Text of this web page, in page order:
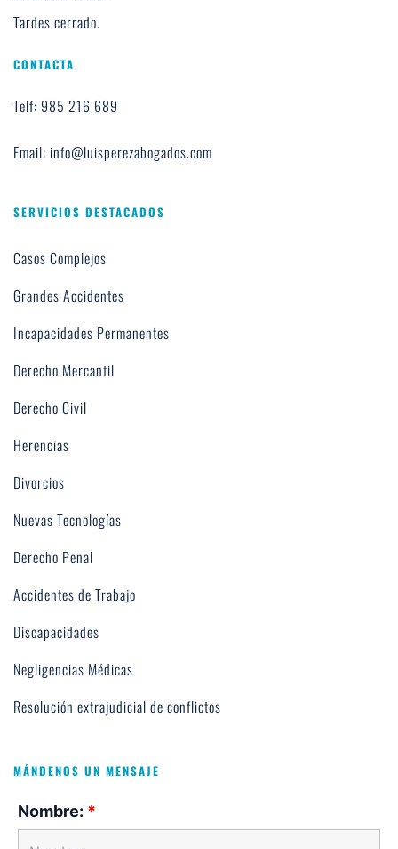
Tardes cerrado.
CONTACTA
Telf: 985 216 689
Email: info@luisperezabogados.com
SERVICIOS DESTACADOS
Casos Complejos
Grandes Accidentes
Incapacidades Permanentes
Derecho Mercantil
Derecho Civil
Herencias
Divorcios
Nuevas Tecnologías
Derecho Penal
Accidentes de Trabajo
Discapacidades
Negligencias Médicas
Resolución extrajudicial de conflictos
MÁNDENOS UN MENSAJE
Nombre: *